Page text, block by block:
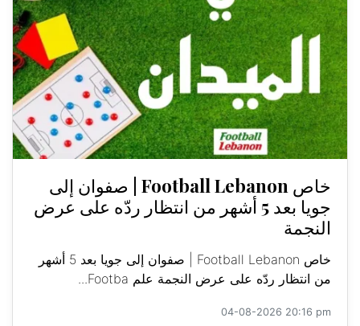
خاص Football Lebanon | صفوان إلى
جويا بعد 5 أشهر من انتظار ردّه على عرض
النجمة
خاص Football Lebanon | صفوان إلى جويا بعد 5 أشهر
من انتظار ردّه على عرض النجمة علم Footba...
04-08-2026 20:16 pm